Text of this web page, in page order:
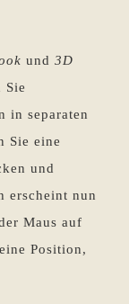
und 3D
Sie
in separaten
Sie eine
und
erscheint nun
Maus auf
Position,